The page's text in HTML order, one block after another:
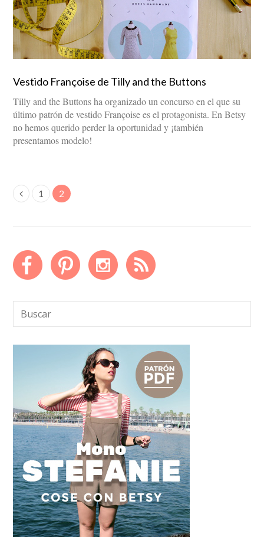
Vestido Françoise de Tilly and the Buttons
Tilly and the Buttons ha organizado un concurso en el que su
último patrón de vestido Françoise es el protagonista. En Betsy
no hemos querido perder la oportunidad y ¡también
presentamos modelo!
1 2